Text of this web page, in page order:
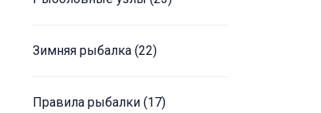
Зимняя рыбалка (22)
Правила рыбалки (17)